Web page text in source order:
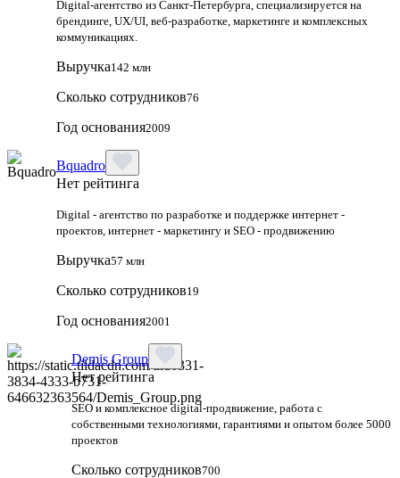
Digital-агентство из Санкт-Петербурга, специализируется на
брендинге, UX/UI, веб-разработке, маркетинге и комплексных
коммуникациях.
Выручка142 млн
Сколько сотрудников76
Год основания2009
Bquadro
Нет рейтинга
Digital - агентство по разработке и поддержке интернет -
проектов, интернет - маркетингу и SEO - продвижению
Выручка57 млн
Сколько сотрудников19
Год основания2001
Demis Group
Нет рейтинга
SEO и комплексное digital-продвижение, работа с
собственными технологиями, гарантиями и опытом более 5000
проектов
Сколько сотрудников700